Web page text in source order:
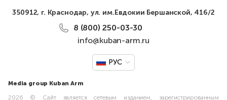
350912, г. Краснодар, ул. им.Евдокии Бершанской, 416/2
8 (800) 250-03-30
info@kuban-arm.ru
РУС
Media group Kuban Arm
2026 © Сайт является сетевым изданием, зарегистрированным